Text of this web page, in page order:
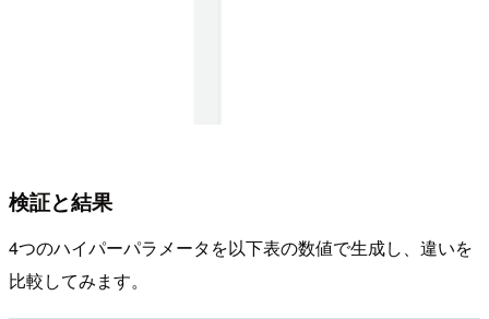
検証と結果
4つのハイパーパラメータを以下表の数値で生成し、違いを
比較してみます。